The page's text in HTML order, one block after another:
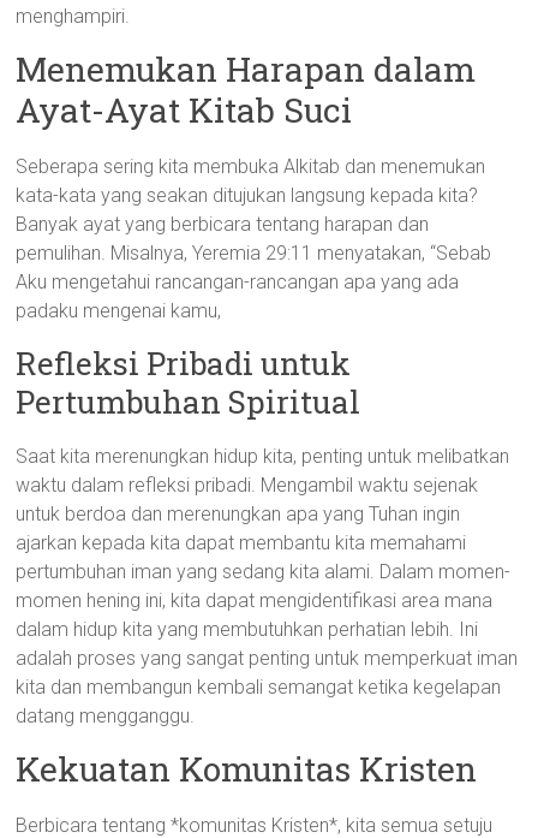
menghampiri.
Menemukan Harapan dalam
Ayat-Ayat Kitab Suci
Seberapa sering kita membuka Alkitab dan menemukan
kata-kata yang seakan ditujukan langsung kepada kita?
Banyak ayat yang berbicara tentang harapan dan
pemulihan. Misalnya, Yeremia 29:11 menyatakan, “Sebab
Aku mengetahui rancangan-rancangan apa yang ada
padaku mengenai kamu,
Refleksi Pribadi untuk
Pertumbuhan Spiritual
Saat kita merenungkan hidup kita, penting untuk melibatkan
waktu dalam refleksi pribadi. Mengambil waktu sejenak
untuk berdoa dan merenungkan apa yang Tuhan ingin
ajarkan kepada kita dapat membantu kita memahami
pertumbuhan iman yang sedang kita alami. Dalam momen-
momen hening ini, kita dapat mengidentifikasi area mana
dalam hidup kita yang membutuhkan perhatian lebih. Ini
adalah proses yang sangat penting untuk memperkuat iman
kita dan membangun kembali semangat ketika kegelapan
datang mengganggu.
Kekuatan Komunitas Kristen
Berbicara tentang *komunitas Kristen*, kita semua setuju